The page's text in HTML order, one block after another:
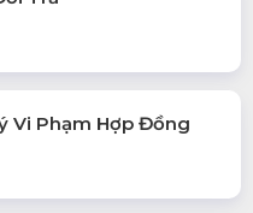
Vi Phạm Hợp Đồng